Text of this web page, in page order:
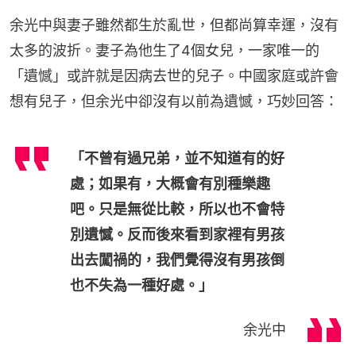
余光中與妻子雖然都生於亂世，但都尚算幸運，沒有
太多的波折。妻子為他生了4個女兒，一家唯一的
「遺憾」或許就是因病去世的兒子。中國家庭或許會
想有兒子，但余光中卻沒有以前為遺憾，巧妙回答：
「不曾有過兄弟，並不知道有的好
處；如果有，大概會有別種樂趣
吧。只是無從比較，所以也不會特
別遺憾。反而後來看到家裡有男孩
出去闖禍的，我們覺得沒有男孩倒
也不失為一種好處。」
余光中